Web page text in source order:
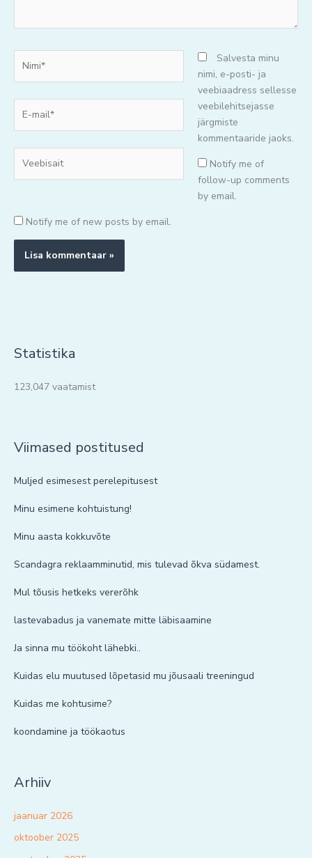
mail*
Salvesta minu
nimi, e-posti- ja
veebiaadress sellesse
veebilehitsejasse
järgmiste
kommentaaride jaoks.
Notify me of
follow-up comments
by email.
Notify me of new posts by email.
Statistika
123,047 vaatamist
Viimased postitused
Muljed esimesest perelepitusest
Minu esimene kohtuistung!
Minu aasta kokkuvõte
Scandagra reklaamminutid, mis tulevad õkva südamest.
Mul tõusis hetkeks vererõhk
lastevabadus ja vanemate mitte läbisaamine
Ja sinna mu töökoht lähebki..
Kuidas elu muutused lõpetasid mu jõusaali treeningud
Kuidas me kohtusime?
koondamine ja töökaotus
Arhiiv
jaanuar 2026
oktoober 2025